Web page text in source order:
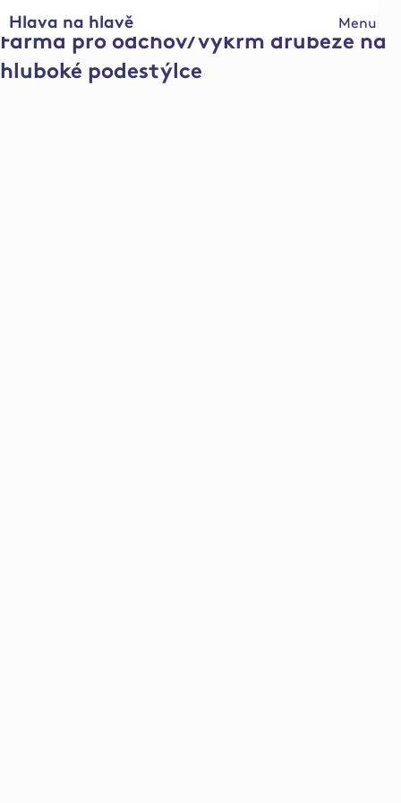
Menu
Hlava na hlavě
Farma pro odchov/výkrm drůbeže na
hluboké podestýlce